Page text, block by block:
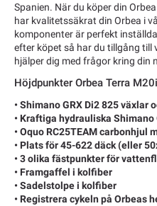
Spanien. När du köper din
har kvalitetssäkrat din Orbea i
komponenter är perfekt
efter köpet så har du tillgång
hjälper dig med frågor kring din
Höjdpunkter Orbea Terra
• Shimano GRX Di2 825 växlar
• Kraftiga hydrauliska Shimano
• Oquo RC25TEAM carbonhjul
• Plats för 45-622 däck (eller
• 3 olika fästpunkter för
• Framgaffel i kolfiber
• Sadelstolpe i kolfiber
• Registrera cykeln på Orbeas